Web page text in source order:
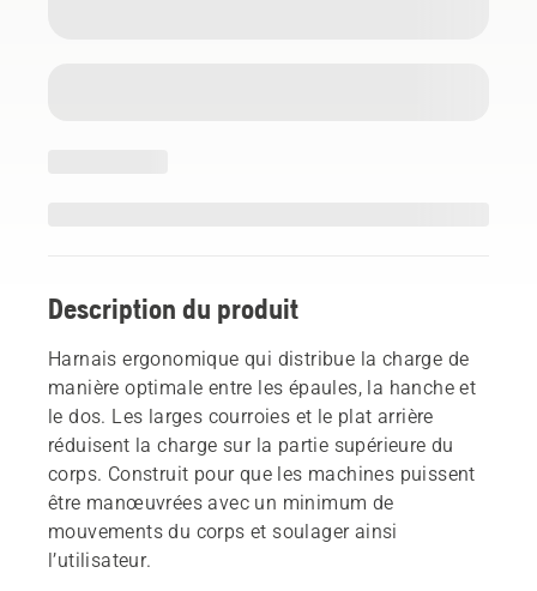
Description du produit
Harnais ergonomique qui distribue la charge de
manière optimale entre les épaules, la hanche et
le dos. Les larges courroies et le plat arrière
réduisent la charge sur la partie supérieure du
corps. Construit pour que les machines puissent
être manœuvrées avec un minimum de
mouvements du corps et soulager ainsi
l’utilisateur.